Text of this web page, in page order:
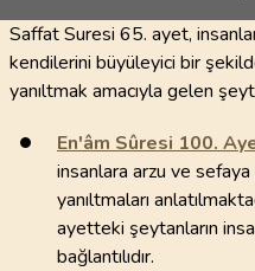
Saffat Suresi 65. ayet,
kendilerini büyüleyici bir
yanıltmak amacıyla gelen
En'âm Sûresi 100.
insanlara arzu ve sefaya
yanıltmaları
ayetteki şeytanların
bağlantılıdır.